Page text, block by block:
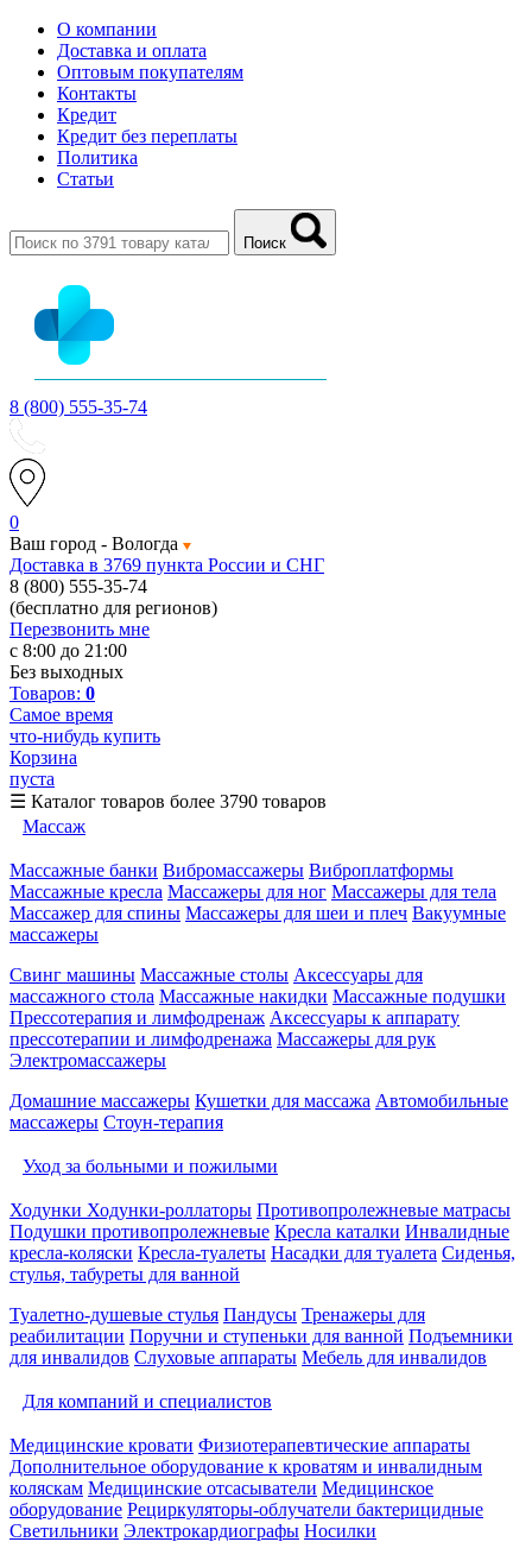
О компании
Доставка и оплата
Оптовым покупателям
Контакты
Кредит
Кредит без переплаты
Политика
Статьи
Поиск
8 (800) 555-35-74
0
Ваш город - Вологда
Доставка в 3769 пункта России и СНГ
8 (800) 555-35-74
(бесплатно для регионов)
Перезвонить мне
с 8:00 до 21:00
Без выходных
Товаров: 0
Самое время
что-нибудь купить
Корзина
пуста
☰ Каталог товаров более 3790 товаров
Массаж
Массажные банки Вибромассажеры Виброплатформы
Массажные кресла Массажеры для ног Массажеры для тела
Массажер для спины Массажеры для шеи и плеч Вакуумные
массажеры
Свинг машины Массажные столы Аксессуары для
массажного стола Массажные накидки Массажные подушки
Прессотерапия и лимфодренаж Аксессуары к аппарату
прессотерапии и лимфодренажа Массажеры для рук
Электромассажеры
Домашние массажеры Кушетки для массажа Автомобильные
массажеры Стоун-терапия
Уход за больными и пожилыми
Ходунки Ходунки-роллаторы Противопролежневые матрасы
Подушки противопролежневые Кресла каталки Инвалидные
кресла-коляски Кресла-туалеты Насадки для туалета Сиденья,
стулья, табуреты для ванной
Туалетно-душевые стулья Пандусы Тренажеры для
реабилитации Поручни и ступеньки для ванной Подъемники
для инвалидов Слуховые аппараты Мебель для инвалидов
Для компаний и специалистов
Медицинские кровати Физиотерапевтические аппараты
Дополнительное оборудование к кроватям и инвалидным
коляскам Медицинские отсасыватели Медицинское
оборудование Рециркуляторы-облучатели бактерицидные
Светильники Электрокардиографы Носилки